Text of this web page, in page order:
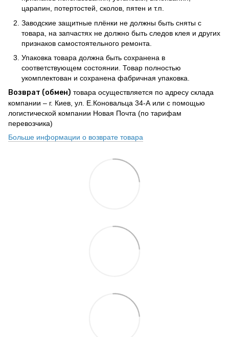
царапин, потертостей, сколов, пятен и т.п.
Заводские защитные плёнки не должны быть сняты с
товара, на запчастях не должно быть следов клея и других
признаков самостоятельного ремонта.
Упаковка товара должна быть сохранена в
соответствующем состоянии. Товар полностью
укомплектован и сохранена фабричная упаковка.
Возврат (обмен) товара осуществляется по адресу склада
компании – г. Киев, ул. Е.Коновальца 34-А или с помощью
логистической компании Новая Почта (по тарифам
перевозчика)
Больше информации о возврате товара